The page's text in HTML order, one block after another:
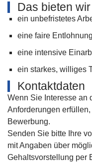
Das bieten wir
ein unbefristetes
eine faire Entlohnung
eine intensive
ein starkes, williges
Kontaktdaten
Wenn Sie Interesse an
Anforderungen
Bewerbung.
Senden Sie bitte Ihre
mit Angaben über
Gehaltsvorstellung per